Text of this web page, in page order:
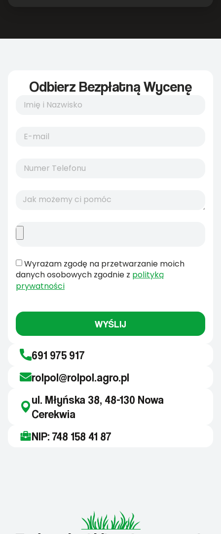
Odbierz Bezpłatną Wycenę
Wyrażam zgodę na przetwarzanie moich
danych osobowych zgodnie z polityką
prywatności
WYŚLIJ
691 975 917
rolpol@rolpol.agro.pl
ul. Młyńska 38, 48-130 Nowa
Cerekwia
NIP: 748 158 41 87